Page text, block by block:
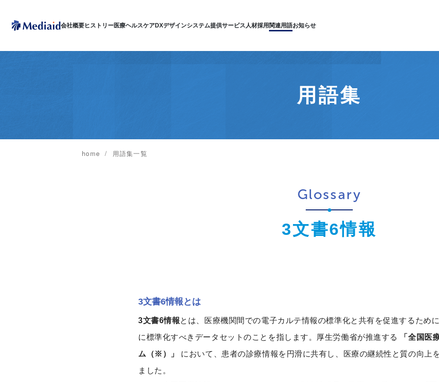
会社概要ヒストリー医療ヘルスケアDXデザインシステム提供サービス 人材採用関連用語お知らせ
用語集
home 用語集一覧
Glossary
3文書6情報
3文書6情報とは
3文書6情報とは、医療機関間での電子カルテ情報の標準化と共有を促進するため
に標準化すべきデータセットのことを指します。厚生労働省が推進する
「全国医
ム（※）」
において、患者の診療情報を円滑に共有し、医療の継続性と質の向上
ました。